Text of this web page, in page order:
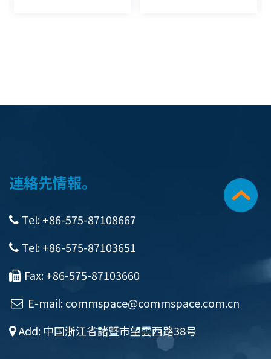
連絡先情報。
Tel: +86-575-87108667
Tel: +86-575-87103651
Fax: +86-575-87103660
E-mail:commspace@commspace.com.cn
Add: 中国浙江省諸曁市望雲西路38号